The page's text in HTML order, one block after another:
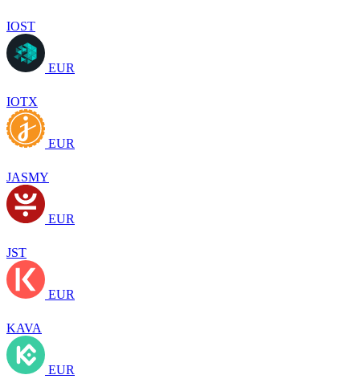
IOST
EUR
IOTX
EUR
JASMY
EUR
JST
EUR
KAVA
EUR